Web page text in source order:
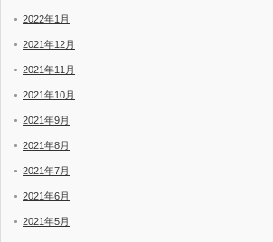
2022年1月
2021年12月
2021年11月
2021年10月
2021年9月
2021年8月
2021年7月
2021年6月
2021年5月